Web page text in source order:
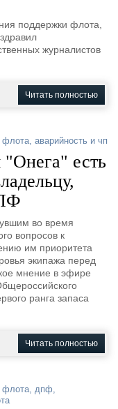
поддержки флота,
журналистов
Читать полностью
флота, аварийность и чп
"Онега" есть
во время
вопросов к
им приоритета
экипажа перед
мнение в эфире
ранга запаса
Читать полностью
флота, дпф,